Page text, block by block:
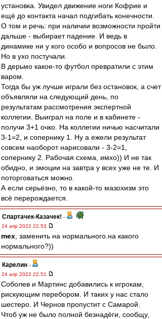
установка. Увидел движение ноги Кофрие и
ещё до контакта начал подгибать конечности.
О том и речь: при наличии возможности пройти
дальше - выбирает падение. И ведь в
динамике ни у кого особо и вопросов не было.
Но в ухо постучали.
В дерьмо какое-то футбол превратили с этим
варом.
Тогда бы уж лучше играли без остановок, а счет
объявляли на следующий день, по
результатам рассмотрения экспертной
коллегии. Выиграл на поле и в кабинете -
получи 3+1 очко. На коллегии ничью насчитали
3-1=2, и сопернику 1. Ну а ежели результат
совсем наоборот нарисовали - 3-2=1,
сопернику 2. Рабочая схема, имхо)) И не так
обидно, и эмоции на завтра у всех уже не те. И
поторговаться можно.
А если серьёзно, то в какой-то мазохизм это
всё перерождается.
Спартачек-Казачек! -
24 апр 2022 22:53
mex , заменить на нормального.на какого
нормального?))
Карелин -
24 апр 2022 22:51
Соболев и Мартинс добавились к игрокам,
рискующим перебором. И таких у нас стало
шестеро. И Чернов пропустит с Самарой.
Чтоб уж не было полной безнадёги, сообщу,